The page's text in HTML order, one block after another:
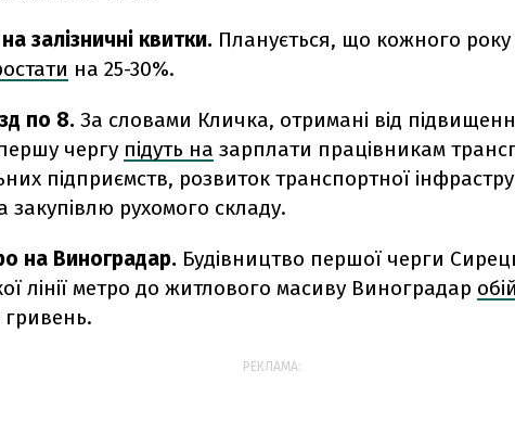
залізничні квитки. Планується, що кожного
на 25-30%.
по 8. За словами Кличка, отримані від
чергу підуть на зарплати працівникам
підприємств, розвиток транспортної
закупівлю рухомого складу.
на Виноградар. Будівництво першої черги
лінії метро до житлового масиву Виноградар
гривень.
РЕКЛАМА: